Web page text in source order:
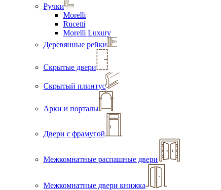
Ручки
Morelli
Rucetti
Morelli Luxury
Деревянные рейки
Скрытые двери
Скрытый плинтус
Арки и порталы
Двери с фрамугой
Межкомнатные распашные двери
Межкомнатные двери книжка